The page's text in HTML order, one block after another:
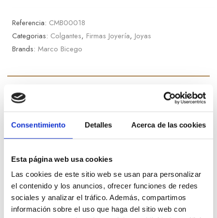
Consentimiento Detalles Acerca de las cookies
Esta página web usa cookies
Las cookies de este sitio web se usan para personalizar
el contenido y los anuncios, ofrecer funciones de redes
sociales y analizar el tráfico. Además, compartimos
información sobre el uso que haga del sitio web con
Referencia: CMB00018
Categorias: Colgantes, Firmas Joyería, Joyas
Brands: Marco Bicego
Colgante Marco Bicego colección Jaipur en oro amarillo.
Productos relacionados